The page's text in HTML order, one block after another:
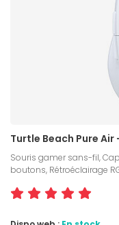
Turtle Beach Pure Air
Souris gamer sans-fil,
boutons, Rétroéclairage